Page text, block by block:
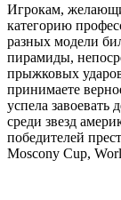
Игрокам,
категорию
разных модели
пирамиды,
прыжковых
принимаете
успела завоевать
среди звезд
победителей
Moscony Cup,